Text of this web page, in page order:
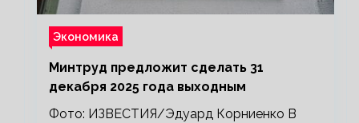
Экономика
Минтруд предложит сделать 31
декабря 2025 года выходным
Фото: ИЗВЕСТИЯ/Эдуард Корниенко В